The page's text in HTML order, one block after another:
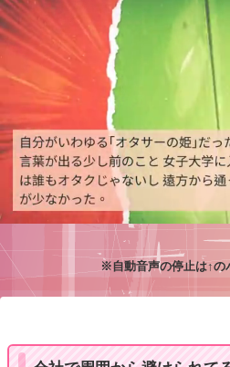
※自動音声の停止は↑の